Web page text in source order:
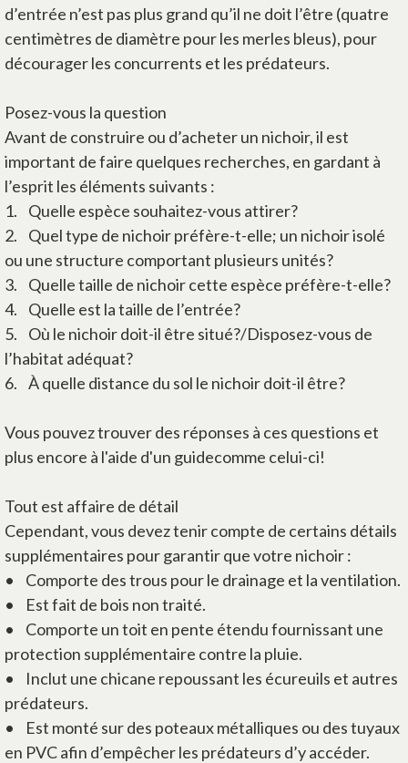
d’entrée n’est pas plus grand qu’il ne doit l’être (quatre
centimètres de diamètre pour les merles bleus), pour
décourager les concurrents et les prédateurs.
Posez-vous la question
Avant de construire ou d’acheter un nichoir, il est
important de faire quelques recherches, en gardant à
l’esprit les éléments suivants :
1. Quelle espèce souhaitez-vous attirer?
2. Quel type de nichoir préfère-t-elle; un nichoir isolé
ou une structure comportant plusieurs unités?
3. Quelle taille de nichoir cette espèce préfère-t-elle?
4. Quelle est la taille de l’entrée?
5. Où le nichoir doit-il être situé?/Disposez-vous de
l’habitat adéquat?
6. À quelle distance du sol le nichoir doit-il être?
Vous pouvez trouver des réponses à ces questions et
plus encore à l'aide d'un guidecomme celui-ci!
Tout est affaire de détail
Cependant, vous devez tenir compte de certains détails
supplémentaires pour garantir que votre nichoir :
• Comporte des trous pour le drainage et la ventilation.
• Est fait de bois non traité.
• Comporte un toit en pente étendu fournissant une
protection supplémentaire contre la pluie.
• Inclut une chicane repoussant les écureuils et autres
prédateurs.
• Est monté sur des poteaux métalliques ou des tuyaux
en PVC afin d’empêcher les prédateurs d’y accéder.